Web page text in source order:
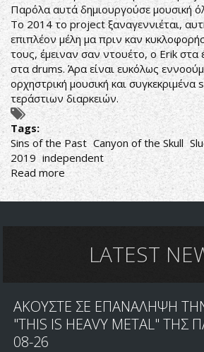
Παρόλα αυτά δημιουργούσε μουσική
Το 2014 το project ξαναγεννιέται,
επιπλέον μέλη μα πριν καν
τους, έμειναν σαν ντουέτο, ο Erik στα
στα drums. Άρα είναι ευκόλως
ορχηστρική μουσική και
τεράστιων διαρκειών.
Tags:
Sins of the Past Canyon of the Skull
2019 independent
Read more about
ΚΟΥΡΑΣΤΙΚΟ
SLUDGE
LATEST
ΑΚΟΥΣΤΕ ΣΕ ΕΠΑΝΑΛΗΨΗ
"THIS IS HEAVY METAL" ΤΗΣ
08-26